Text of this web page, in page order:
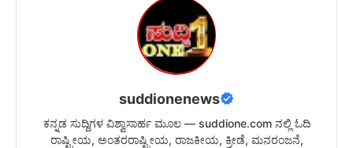
suddionenews
ಕನ್ನಡ ಸುದ್ದಿಗಳ ವಿಶ್ವಾಸಾರ್ಹ ಮೂಲ — suddione.com ನಲ್ಲಿ ಓದಿ
ರಾಷ್ಟ್ರೀಯ, ಅಂತರರಾಷ್ಟ್ರೀಯ, ರಾಜಕೀಯ, ಕ್ರೀಡೆ, ಮನರಂಜನೆ,